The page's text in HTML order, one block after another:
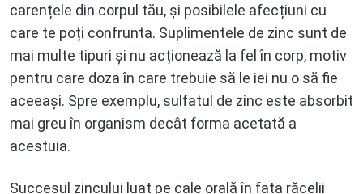
carențele din corpul tău, și posibilele afecțiuni cu
care te poți confrunta. Suplimentele de zinc sunt de
mai multe tipuri și nu acționează la fel în corp, motiv
pentru care doza în care trebuie să le iei nu o să fie
aceeași. Spre exemplu, sulfatul de zinc este absorbit
mai greu în organism decât forma acetată a
acestuia.
Succesul zincului luat pe cale orală în fața răcelii